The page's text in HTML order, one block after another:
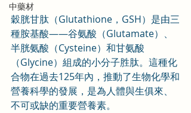
中藥材
穀胱甘肽（Glutathione，GSH）是由三
種胺基酸——谷氨酸（Glutamate）、
半胱氨酸（Cysteine）和甘氨酸
（Glycine）組成的小分子胜肽。這種化
合物在過去125年內，推動了生物化學和
營養科學的發展，是為人體與生俱來、
不可或缺的重要營養素。